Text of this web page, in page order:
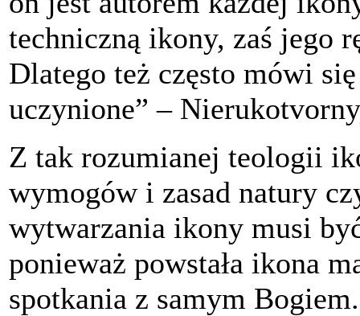
techniczną ikony, zaś jego
Dlatego też często mówi
uczynione” –
Z tak rozumianej teologii
wymogów i zasad natury
wytwarzania ikony musi
ponieważ powstała ikona
spotkania z samym